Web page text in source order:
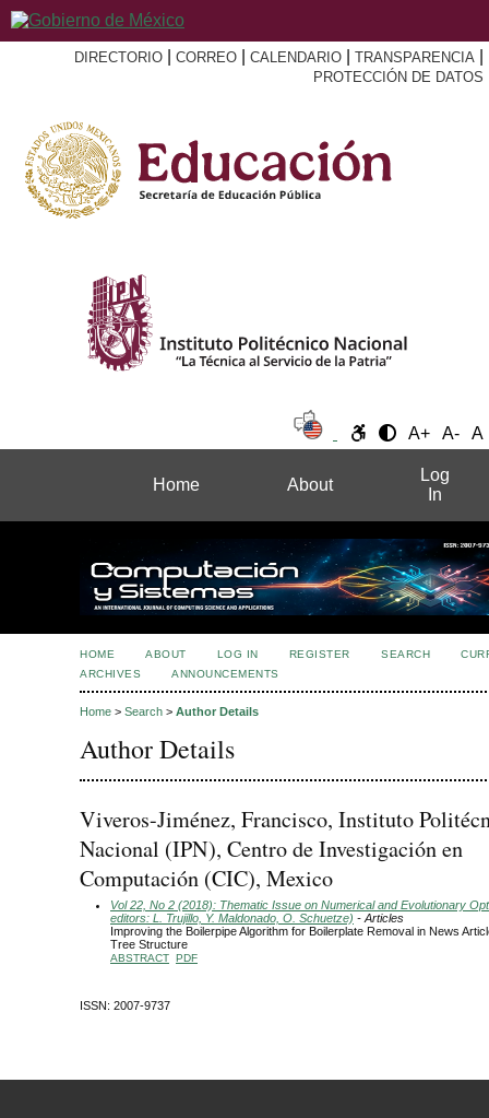
DIRECTORIO CORREO CALENDARIO TRANSPARENCIA
PROTECCIÓN DE DATOS
A+ A- A
Home About
Log
In
HOME ABOUT LOG IN REGISTER SEARCH
ARCHIVES
ANNOUNCEMENTS
Home > Search > Author Details
Author Details
Viveros-Jiménez, Francisco, Instituto
Nacional (IPN), Centro de Investigación en
Computación (CIC), Mexico
Vol 22, No 2 (2018): Thematic Issue on Numerical and Evolutionary
editors: L. Trujillo, Y. Maldonado, O. Schuetze) - Articles
Improving the Boilerpipe Algorithm for Boilerplate Removal in News
Tree Structure
ABSTRACT PDF
ISSN: 2007-9737